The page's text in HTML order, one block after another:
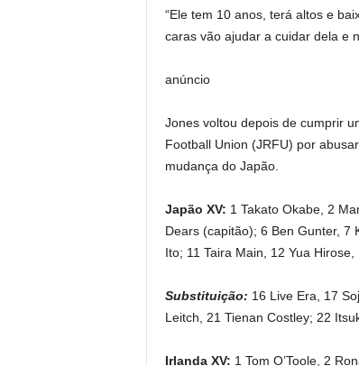
“Ele tem 10 anos, terá altos e
caras vão ajudar a cuidar dela e
anúncio
Jones voltou depois de cumprir
Football Union (JRFU) por
mudança do Japão.
Japão XV: 1 Takato Okabe, 2
Dears (capitão); 6 Ben Gunter, 7
Ito; 11 Taira Main, 12 Yua
Substituição: 16 Live Era, 17
Leitch, 21 Tienan Costley; 22
Irlanda XV: 1 Tom O’Toole, 2